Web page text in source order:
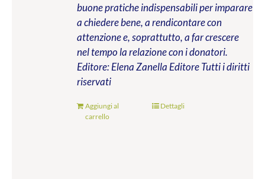
buone pratiche indispensabili per imparare
a chiedere bene, a rendicontare con
attenzione e, soprattutto, a far crescere
nel tempo la relazione con i donatori.
Editore: Elena Zanella EditoreTutti i diritti
riservati
Aggiungi al
carrello
Dettagli